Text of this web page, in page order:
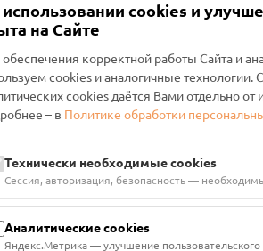
Проект Помним»
р-н Руднянский, г. Рудня, улица
БАНК"
cookies и
на Сайте
корректной работы Сайта и
cookies и аналогичные технологии.
cookies даётся Вами отдельно
– в Политике обработки
Технически необходимые cookies
Сессия, авторизация, безопасность —
Аналитические cookies
Яндекс.Метрика — улучшение пользовательского